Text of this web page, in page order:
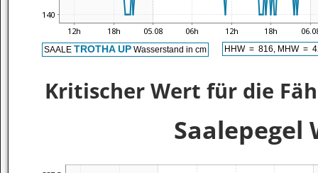
Kritischer Wert für die
Saalepegel